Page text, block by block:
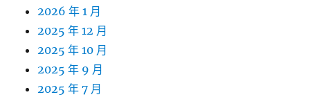
2026 年 1 月
2025 年 12 月
2025 年 10 月
2025 年 9 月
2025 年 7 月